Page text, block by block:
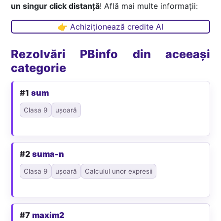
un singur click distanță! Află mai multe informații:
👉 Achiziționează credite AI
Rezolvări PBinfo din aceeași
categorie
#1sum
Clasa 9 ușoară
#2suma-n
Clasa 9 ușoară Calculul unor expresii
#7maxim2